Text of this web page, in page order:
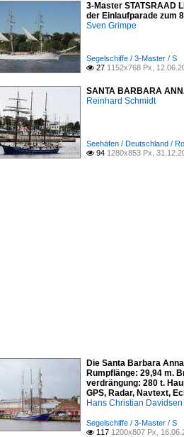
3-Master STATSRAAD
der Einlaufparade zum
Sven Grimpe
Segelschiffe / 3-Master / S
 27 1152x768 Px,
SANTA BARBARA
Reinhard Schmidt
Seehäfen / Deutschland /
 94 1280x853 Px,
Die Santa Barbara
Rumpflänge: 29,94 m.
verdrängung: 280 t.
GPS, Radar, Navtext,
Hans Christian Davidsen
Segelschiffe / 3-Master / S
 117 1200x807 Px,